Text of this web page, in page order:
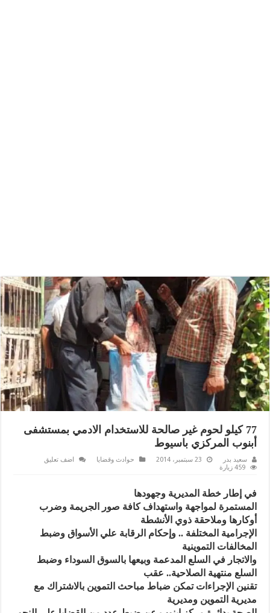
77 كيلو لحوم غير صالحة للاستخدام الادمي بمستشفى
أبنوب المركزي باسيوط
سعيد بدر 23 سبتمبر، 2014 حوادث وقضايا
اضف تعليق
459 زيارة
في إطار خطة المديرية وجهودها
المستمرة لمواجهة واستهداف كافة صور الجريمة وضرب
أوكارها وملاحقة ذوي الأنشطة
الإجرامية المختلفة .. وإحكام الرقابة علي الأسواق وضبط
المخالفات التموينية
والاتجار في السلع المدعمة وبيعها بالسوق السوداء وضبط
السلع منتهية الصلاحية.. عقب
تقنين الإجراءات تمكن ضباط مباحث التموين بالاشتراك مع
مديرية التموين ومديرية